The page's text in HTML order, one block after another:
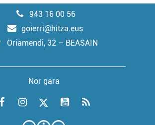
943 16 00 56
goierri@hitza.eus
Oriamendi, 32 – BEASAIN
Nor gara